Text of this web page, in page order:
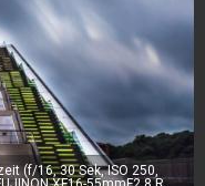
(f/16, 30 Sek, ISO 250,